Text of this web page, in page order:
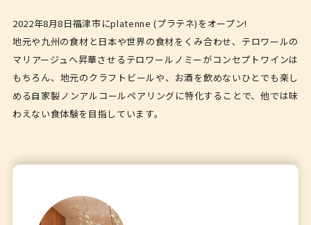
2022年8月8日福津市にplatenne (プラテネ)をオープン!
地元や九州の食材と日本や世界の食材をくみ合わせ、テロワールの
マリアージュへ昇華させるテロワールノミーがコンセプトワインは
もちろん、地元のクラフトビールや、お酒を飲めないひとでも楽し
める自家製ノンアルコールペアリングに特化することで、他では味
わえない食体験を目指しています。